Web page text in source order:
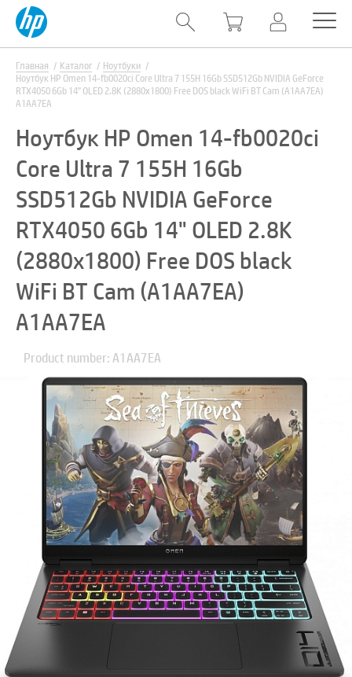
Главная Каталог
Ноутбуки
Ноутбук HP Omen 14-fb0020ci Core Ultra 7 155H 16Gb SSD512Gb NVIDIA GeForce
RTX4050 6Gb 14" OLED 2.8K (2880x1800) Free DOS black WiFi BT Cam (A1AA7EA)
A1AA7EA
Ноутбук HP Omen 14-fb0020ci
Core Ultra 7 155H 16Gb
SSD512Gb NVIDIA GeForce
RTX4050 6Gb 14" OLED 2.8K
(2880x1800) Free DOS black
WiFi BT Cam (A1AA7EA)
A1AA7EA
Product number: A1AA7EA